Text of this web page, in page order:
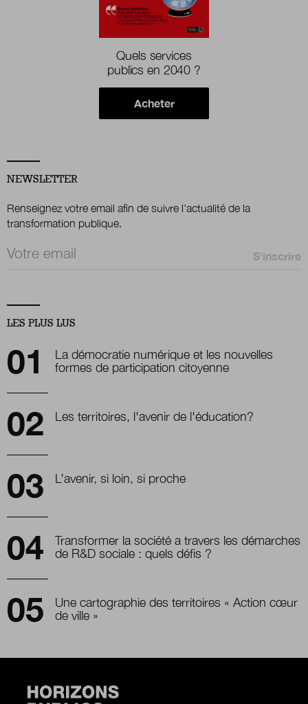
Quels services
publics en 2040 ?
Acheter
NEWSLETTER
Renseignez votre email afin de suivre l'actualité de la
transformation publique.
Email *
LES PLUS LUS
La démocratie numérique et les nouvelles
formes de participation citoyenne
Les territoires, l'avenir de l'éducation?
L’avenir, si loin, si proche
Transformer la société a travers les démarches
de R&D sociale : quels défis ?
Une cartographie des territoires « Action cœur
de ville »